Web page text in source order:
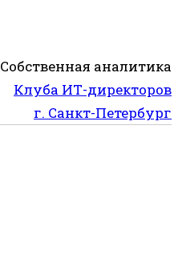
Собственная аналитика
Клуба ИТ-директоров
г. Санкт-Петербург